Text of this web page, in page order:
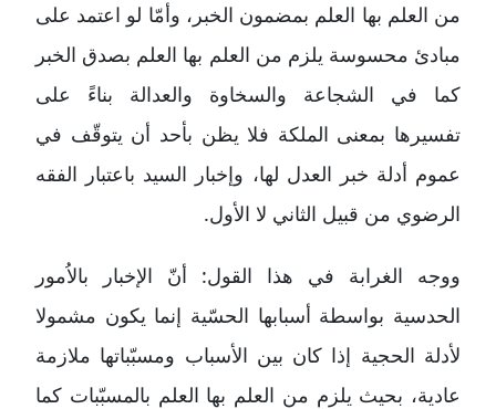
من العلم بها العلم بمضمون الخبر، وأمّا لو اعتمد على
مبادئ محسوسة يلزم من العلم بها العلم بصدق الخبر
كما في الشجاعة والسخاوة والعدالة بناءً على
تفسيرها بمعنى الملكة فلا يظن بأحد أن يتوقّف في
عموم أدلة خبر العدل لها، وإخبار السيد باعتبار الفقه
الرضوي من قبيل الثاني لا الأول.
ووجه الغرابة في هذا القول: أنّ الإخبار بالاُمور
الحدسية بواسطة أسبابها الحسّية إنما يكون مشمولا
لأدلة الحجية إذا كان بين الأسباب ومسبّباتها ملازمة
عادية، بحيث يلزم من العلم بها العلم بالمسبّبات كما